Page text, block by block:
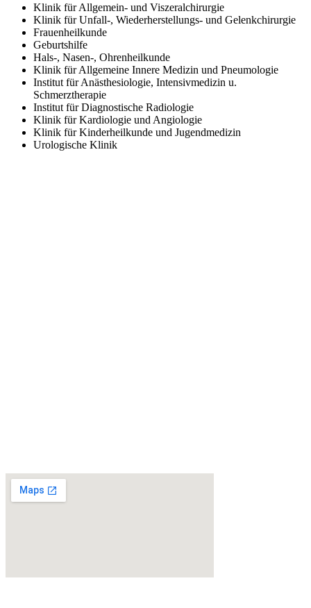
Klinik für Allgemein- und Viszeralchirurgie
Klinik für Unfall-, Wiederherstellungs- und Gelenkchirurgie
Frauenheilkunde
Geburtshilfe
Hals-, Nasen-, Ohrenheilkunde
Klinik für Allgemeine Innere Medizin und Pneumologie
Institut für Anästhesiologie, Intensivmedizin u.
Schmerztherapie
Institut für Diagnostische Radiologie
Klinik für Kardiologie und Angiologie
Klinik für Kinderheilkunde und Jugendmedizin
Urologische Klinik